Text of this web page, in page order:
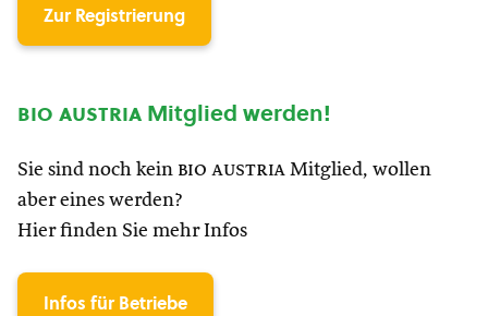
Zur Registrierung
bio austria Mitglied werden!
Sie sind noch kein bio austria Mitglied, wollen
aber eines werden?
Hier finden Sie mehr Infos
Infos für Betriebe